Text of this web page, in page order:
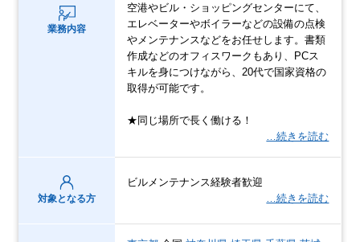
業務内容
空港やビル・ショッピングセンターにて、
エレベーターやボイラーなどの設備の点検
やメンテナンスなどをお任せします。書類
作成などのオフィスワークもあり、PCス
キルを身につけながら、20代で国家資格の
取得が可能です。
★同じ場所で長く働ける！
…続きを読む
対象となる方
ビルメンテナンス経験者歓迎
…続きを読む